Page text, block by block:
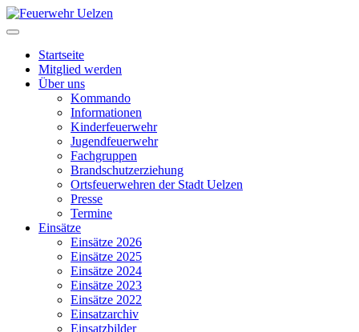
Startseite
Mitglied werden
Über uns
Kommando
Informationen
Kinderfeuerwehr
Jugendfeuerwehr
Fachgruppen
Brandschutzerziehung
Ortsfeuerwehren der Stadt Uelzen
Presse
Termine
Einsätze
Einsätze 2026
Einsätze 2025
Einsätze 2024
Einsätze 2023
Einsätze 2022
Einsatzarchiv
Einsatzbilder